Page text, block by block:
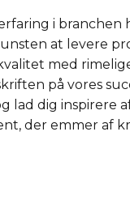
i branchen
at levere
med
på vores
lad dig inspirere
der emmer af